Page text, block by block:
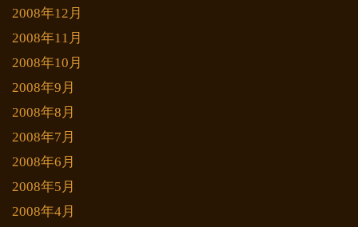
2008年12月
2008年11月
2008年10月
2008年9月
2008年8月
2008年7月
2008年6月
2008年5月
2008年4月